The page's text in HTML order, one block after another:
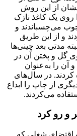
از این روش
روی یک کاغذ نازک
می‌چسباندند و
و از این طریق
مدتی بعد چینی‌ها
گل و پختن آن در
آن را به‌عنوان
کردند. در سال‌های
از چاپ را ابداع
می‌کردند.
و رو کرد
اقتضای شغلی که